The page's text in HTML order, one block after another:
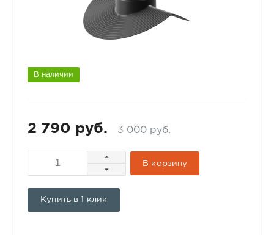
В наличии
2 790 руб. 3 000 руб.
В корзину
Купить в 1 клик